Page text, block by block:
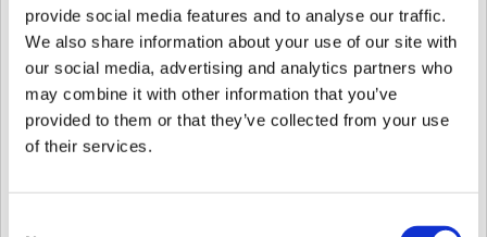
provide social media features and to analyse our traffic.
We also share information about your use of our site with
our social media, advertising and analytics partners who
may combine it with other information that you’ve
provided to them or that they’ve collected from your use
of their services.
Caso Único
BioStar 2 en su PC, sino que accede a